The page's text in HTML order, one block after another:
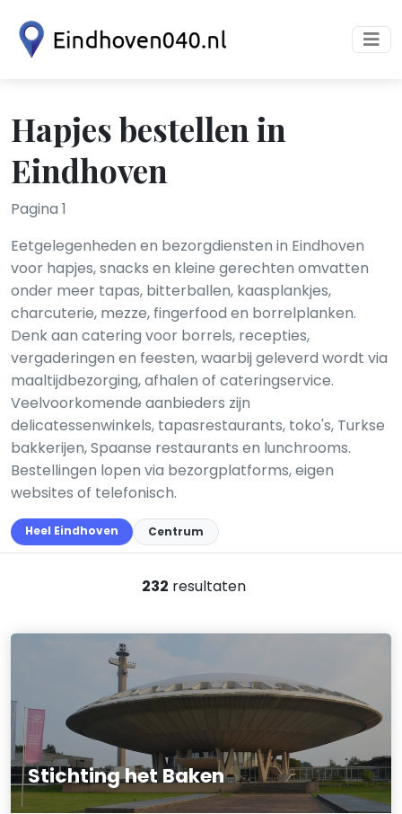
Hapjes bestellen in
Eindhoven
Pagina 1
Eetgelegenheden en bezorgdiensten in Eindhoven
voor hapjes, snacks en kleine gerechten omvatten
onder meer tapas, bitterballen, kaasplankjes,
charcuterie, mezze, fingerfood en borrelplanken.
Denk aan catering voor borrels, recepties,
vergaderingen en feesten, waarbij geleverd wordt via
maaltijdbezorging, afhalen of cateringservice.
Veelvoorkomende aanbieders zijn
delicatessenwinkels, tapasrestaurants, toko's, Turkse
bakkerijen, Spaanse restaurants en lunchrooms.
Bestellingen lopen via bezorgplatforms, eigen
websites of telefonisch.
Heel Eindhoven Centrum
232 resultaten
Stichting het Baken